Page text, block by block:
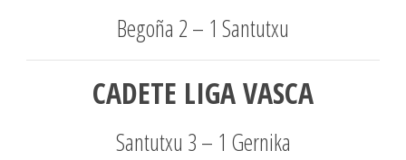
Begoña 2 – 1 Santutxu
CADETE LIGA VASCA
Santutxu 3 – 1 Gernika